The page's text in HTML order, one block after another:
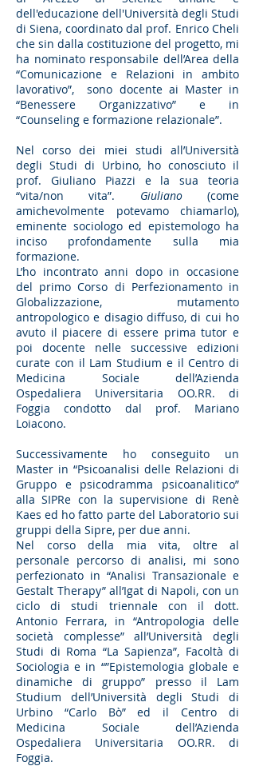
dell'educazione dell'Università degli Studi
di Siena, coordinato dal prof. Enrico Cheli
che sin dalla costituzione del progetto, mi
ha nominato responsabile dell’Area della
“Comunicazione e Relazioni in ambito
lavorativo”, sono docente ai Master in
“Benessere Organizzativo” e in
“Counseling e formazione relazionale”.
Nel corso dei miei studi all’Università
degli Studi di Urbino, ho conosciuto il
prof. Giuliano Piazzi e la sua teoria
“vita/non vita”. Giuliano(come
amichevolmente potevamo chiamarlo),
eminente sociologo ed epistemologo ha
inciso profondamente sulla mia
formazione.
L’ho incontrato anni dopo in occasione
del primo Corso di Perfezionamento in
Globalizzazione, mutamento
antropologico e disagio diffuso, di cui ho
avuto il piacere di essere prima tutor e
poi docente nelle successive edizioni
curate con il Lam Studium e il Centro di
Medicina Sociale dell’Azienda
Ospedaliera Universitaria OO.RR. di
Foggia condotto dal prof. Mariano
Loiacono.
Successivamente ho conseguito un
Master in “Psicoanalisi delle Relazioni di
Gruppo e psicodramma psicoanalitico”
alla SIPRe con la supervisione di Renè
Kaes ed ho fatto parte del Laboratorio sui
gruppi della Sipre, per due anni.
Nel corso della mia vita, oltre al
personale percorso di analisi, mi sono
perfezionato in “Analisi Transazionale e
Gestalt Therapy” all’Igat di Napoli, con un
ciclo di studi triennale con il dott.
Antonio Ferrara, in “Antropologia delle
società complesse” all’Università degli
Studi di Roma “La Sapienza”, Facoltà di
Sociologia e in “”Epistemologia globale e
dinamiche di gruppo” presso il Lam
Studium dell’Università degli Studi di
Urbino “Carlo Bò” ed il Centro di
Medicina Sociale dell’Azienda
Ospedaliera Universitaria OO.RR. di
Foggia.